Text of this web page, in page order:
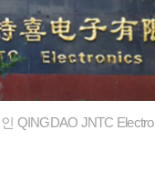
QINGDAO JNTC